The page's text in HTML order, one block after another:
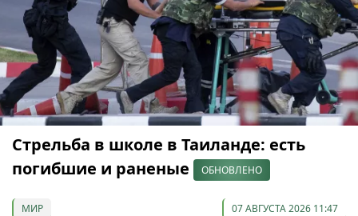
Стрельба в школе в Таиланде: есть
погибшие и раненые
ОБНОВЛЕНО
МИР 07 АВГУСТА 2026 11:47